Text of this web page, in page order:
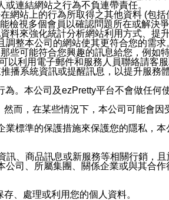
連結網站之行為不負連帶責任。
網站上的行為所取得之其他資料 (包
視多個會員以確認問題所在或解決爭
料來強化統計分析網站利用方式、提
整本公司的網站使其更符合您的需求
些可能符合您興趣的訊息給您，例如
利用電子郵件和服務人員聯絡請客服
播系統資訊或提醒訊息，以提升服務
。本公司及ezPretty平台不會做任何使
而，在某些情況下，本公司可能會因
標準的保護措施來保護您的隱私，本
、商品訊息或新服務等相關行銷，且
司、所屬集團、關係企業或與其合作
、處理或利用您的個人資料。